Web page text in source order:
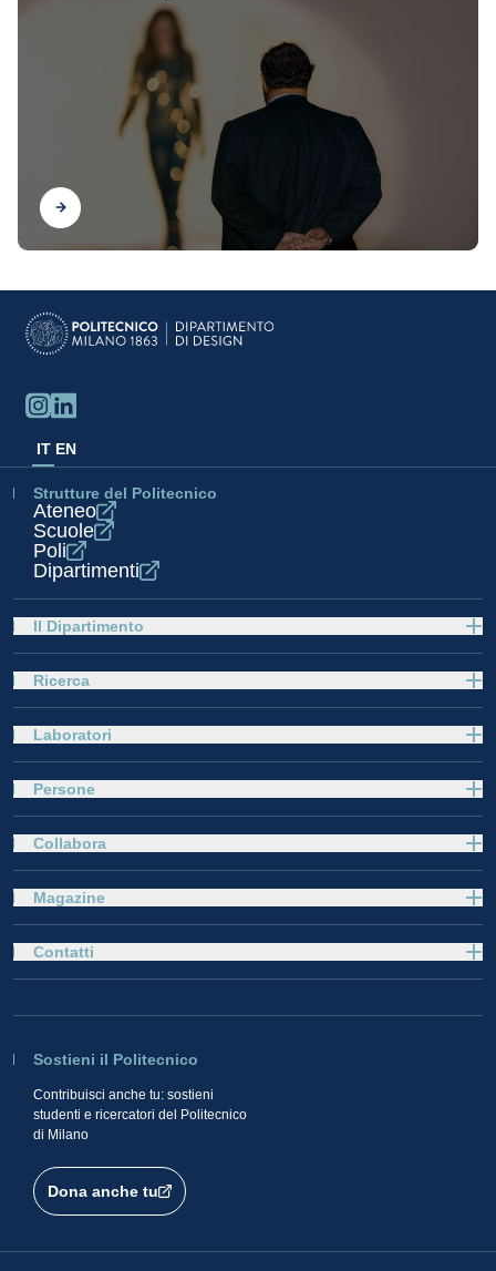
Scopri
IT EN
Strutture del Politecnico
Ateneo
Scuole
Poli
Dipartimenti
Il Dipartimento
Ricerca
Laboratori
Persone
Collabora
Magazine
Sostieni il Politecnico
Contribuisci anche tu: sostieni
studenti e ricercatori del Politecnico
di Milano
Dona anche tu
Contatti